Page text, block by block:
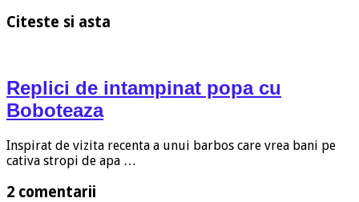
Citeste si asta
Replici de intampinat popa cu
Boboteaza
Inspirat de vizita recenta a unui barbos care vrea bani pe
cativa stropi de apa …
2 comentarii